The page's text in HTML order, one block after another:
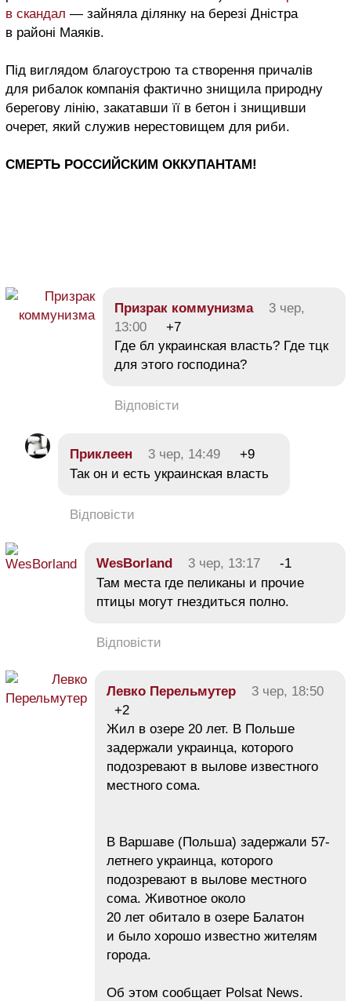
в скандал — зайняла ділянку на березі Дністра
в районі Маяків.
Під виглядом благоустрою та створення причалів
для рибалок компанія фактично знищила природну
берегову лінію, закатавши її в бетон і знищивши
очерет, який служив нерестовищем для риби.
СМЕРТЬ РОССИЙСКИМ ОККУПАНТАМ!
Призрак коммунизма
3 чер,
13:00
+7
Где бл украинская власть? Где тцк
для этого господина?
Відповісти
Приклеен 3 чер, 14:49
+9
Так он и есть украинская власть
Відповісти
WesBorland 3 чер, 13:17
-1
Там места где пеликаны и прочие
птицы могут гнездиться полно.
Відповісти
Левко Перельмутер
3 чер, 18:50
+2
Жил в озере 20 лет. В Польше
задержали украинца, которого
подозревают в вылове известного
местного сома.
В Варшаве (Польша) задержали 57-
летнего украинца, которого
подозревают в вылове местного
сома. Животное около
20 лет обитало в озере Балатон
и было хорошо известно жителям
города.
Об этом сообщает Polsat News.